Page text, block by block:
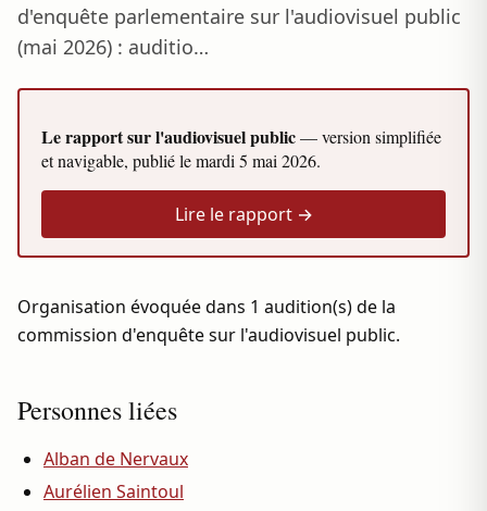
d'enquête parlementaire sur l'audiovisuel public
(mai 2026) : auditio…
Le rapport sur l'audiovisuel public— version simplifiée
et navigable, publié lemardi 5 mai 2026.
Lire le rapport →
Organisation évoquée dans 1 audition(s) de la
commission d'enquête sur l'audiovisuel public.
Personnes liées
Alban de Nervaux
Aurélien Saintoul